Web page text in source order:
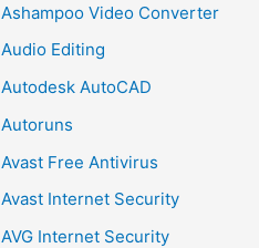
Ashampoo Video Converter
Audio Editing
Autodesk AutoCAD
Autoruns
Avast Free Antivirus
Avast Internet Security
AVG Internet Security